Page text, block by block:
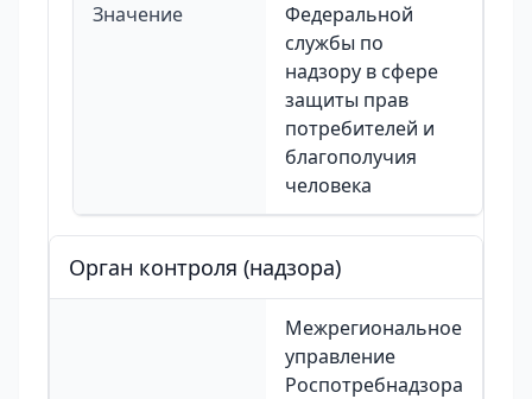
Значение
Федеральной
службы по
надзору в сфере
защиты прав
потребителей и
благополучия
человека
Орган контроля (надзора)
Межрегиональное
управление
Роспотребнадзора